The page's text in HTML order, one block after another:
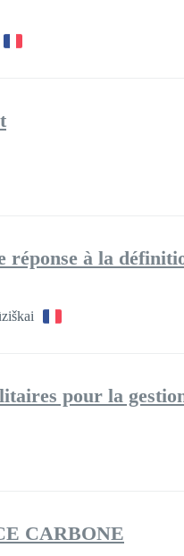
à la
pour la
CARBONE